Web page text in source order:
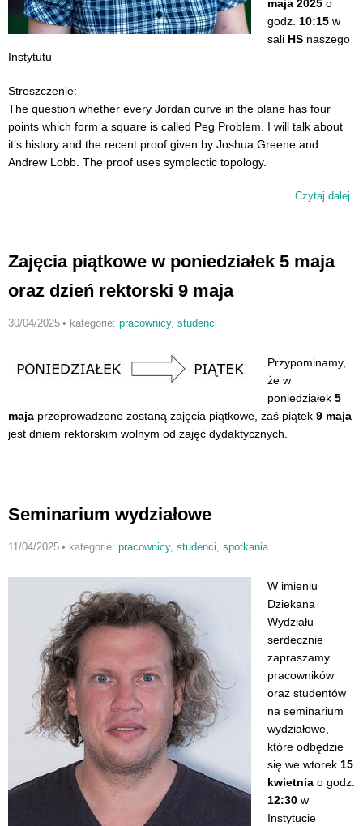
maja 2025 o
godz. 10:15 w
sali HS naszego
Instytutu
Streszczenie:
The question whether every Jordan curve in the plane has four
points which form a square is called Peg Problem. I will talk about
it’s history and the recent proof given by Joshua Greene and
Andrew Lobb. The proof uses symplectic topology.
Czytaj dalej
Zajęcia piątkowe w poniedziałek 5 maja
oraz dzień rektorski 9 maja
30/04/2025 • kategorie: pracownicy, studenci
Przypominamy,
że w
poniedziałek 5
maja przeprowadzone zostaną zajęcia piątkowe, zaś piątek 9 maja
jest dniem rektorskim wolnym od zajęć dydaktycznych.
Seminarium wydziałowe
11/04/2025 • kategorie: pracownicy, studenci, spotkania
W imieniu
Dziekana
Wydziału
serdecznie
zapraszamy
pracowników
oraz studentów
na seminarium
wydziałowe,
które odbędzie
się we wtorek 15
kwietnia o godz.
12:30 w
Instytucie